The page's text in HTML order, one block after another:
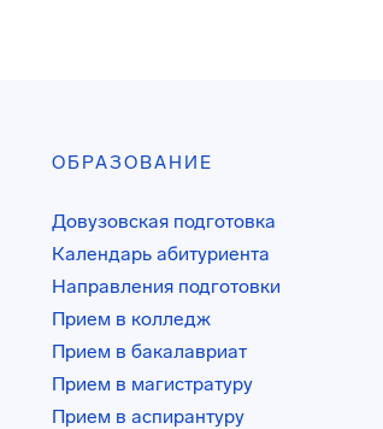
ОБРАЗОВАНИЕ
Довузовская подготовка
Календарь абитуриента
Направления подготовки
Прием в колледж
Прием в бакалавриат
Прием в магистратуру
Прием в аспирантуру